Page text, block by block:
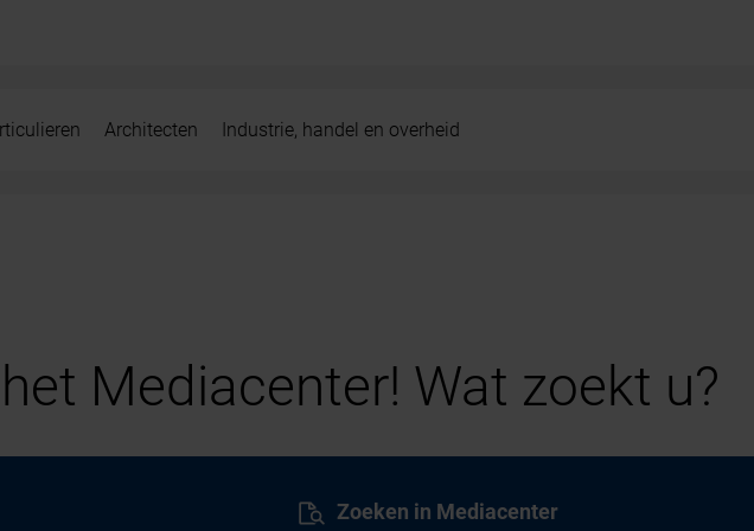
Architecten Industrie, handel en overheid
Mediacenter! Wat zoekt u?
Zoeken in Mediacenter